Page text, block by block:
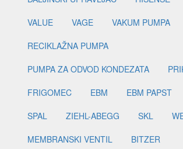
VALUE
VAGE
VAKUM PUMPA
RECIKLAŽNA PUMPA
PUMPA ZA ODVOD KONDEZATA
FRIGOMEC
EBM EBM PAPST
SPAL
ZIEHL-ABEGG SKL
MEMBRANSKI VENTIL
BITZER